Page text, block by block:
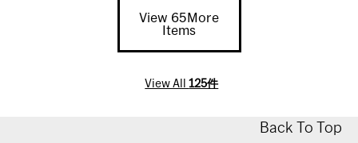
View 65More
Items
View All125件
Back To Top